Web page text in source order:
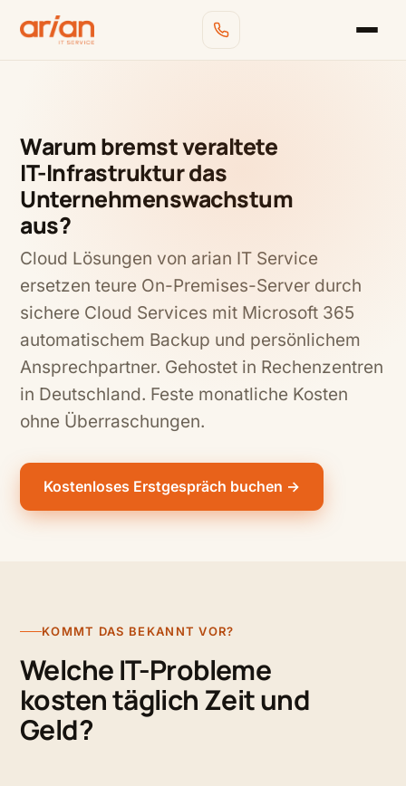
Warum bremst veraltete
IT-Infrastruktur das
Unternehmenswachstum
aus?
Cloud Lösungen von arian IT Service
ersetzen teure On-Premises-Server durch
sichere Cloud Services mit Microsoft 365
automatischem Backup und persönlichem
Ansprechpartner. Gehostet in Rechenzentren
in Deutschland. Feste monatliche Kosten
ohne Überraschungen.
Kostenloses Erstgespräch buchen →
KOMMT DAS BEKANNT VOR?
Welche IT-Probleme
kosten täglich Zeit und
Geld?